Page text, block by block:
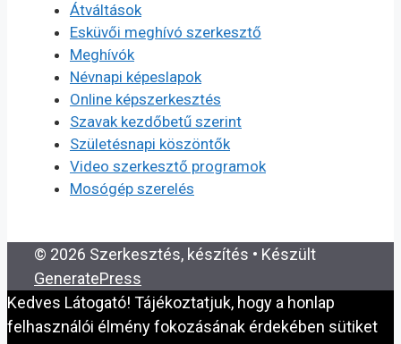
Átváltások
Esküvői meghívó szerkesztő
Meghívók
Névnapi képeslapok
Online képszerkesztés
Szavak kezdőbetű szerint
Születésnapi köszöntők
Video szerkesztő programok
Mosógép szerelés
© 2026 Szerkesztés, készítés • Készült
GeneratePress
Kedves Látogató! Tájékoztatjuk, hogy a honlap
felhasználói élmény fokozásának érdekében sütiket